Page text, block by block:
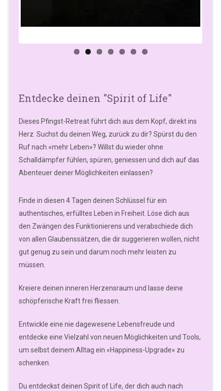
Entdecke deinen "Spirit of Life"
Dieses Pfingst-Retreat führt dich aus dem Kopf, direkt ins
Herz. Suchst du deinen Weg, zurück zu dir? Spürst du den
Ruf nach «mehr Leben»? Willst du wieder ohne
Schalldämpfer fühlen, spüren, geniessen und dich auf das
Abenteuer deiner Möglichkeiten einlassen?
Finde in diesen 4 Tagen deinen Schlüssel für ein
authentisches, erfülltes Leben in Freiheit. Löse dich aus
den Zwängen des Funktionierens und verabschiede dich
von allen Glaubenssätzen, die dir suggerieren wollen, nicht
gut genug zu sein und darum noch mehr leisten zu
müssen.
Kreiere deinen inneren Herzensraum und lasse deine
schöpferische Kraft frei fliessen.
Entwickle eine nie dagewesene Lebensfreude und
entdecke eine Vielzahl von neuen Möglichkeiten und Tools,
um selbst deinem Alltag ein «Happiness-Upgrade» zu
schenken.
Du entdeckst deinen Spirit of Life, der dich auch nach